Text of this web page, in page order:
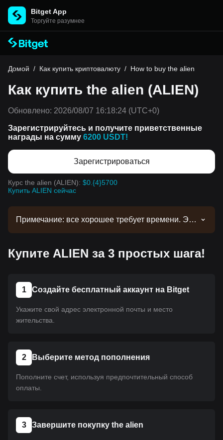
Bitget App
Торгуйте разумнее
Домой / Как купить криптовалюту / How to buy the alien
Как купить the alien (ALIEN)
Обновлено: 2026/08/07 16:18:24 (UTC+0)
Зарегистрируйтесь и получите приветственные
награды на сумму 6200 USDT!
Зарегистрироваться
Курс the alien (ALIEN): $0.{4}5700
Купить ALIEN сейчас
Примечание: все хорошее требует времени. Эта
обновлениях листинга. Как только она появится
применимо ко всем криптовалютам,
размещенным на Bitget.
Купите ALIEN за 3 простых шага!
1 Создайте бесплатный аккаунт на Bitget
Укажите свой адрес электронной почты и место
жительства.
2 Выберите метод пополнения
Пополните счет, используя предпочтительный способ
оплаты.
3 Завершите покупку the alien